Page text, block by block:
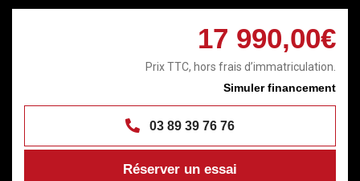
17 990,00€
Prix TTC, hors frais d’immatriculation.
Simuler financement
03 89 39 76 76
Réserver un essai